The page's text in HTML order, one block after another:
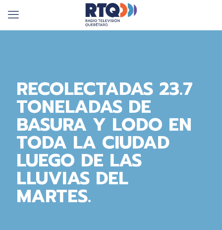
RECOLECTADAS 23.7
TONELADAS DE
BASURA Y LODO EN
TODA LA CIUDAD
LUEGO DE LAS
LLUVIAS DEL
MARTES.